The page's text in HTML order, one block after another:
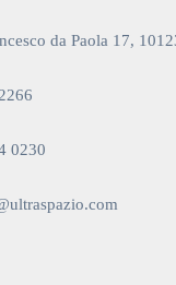
da Paola 17,
0230